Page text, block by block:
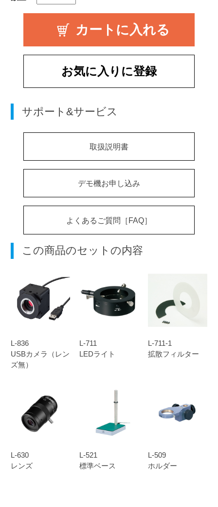
お気に入りに登録
サポート&サービス
取扱説明書
デモ機お申し込み
よくあるご質問［FAQ］
この商品のセットの内容
L-836
USBカメラ（レン
ズ無）
L-711
LEDライト
L-711-1
拡散フィルター
L-630
レンズ
L-521
標準ベース
L-509
ホルダー